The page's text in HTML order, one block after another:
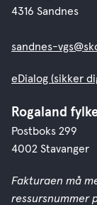
4316 Sandnes
sandnes-
eDialog (sikker
Rogaland
Postboks 299
4002 Stavanger
Fakturaen må
ressursnummer